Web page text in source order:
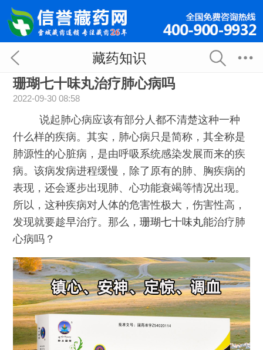
藏药知识
珊瑚七十味丸治疗肺心病吗
2022-09-30 08:58
说起肺心病应该有部分人都不清楚这种一种
什么样的疾病。其实，肺心病只是简称，其全称是
肺源性的心脏病，是由呼吸系统感染发展而来的疾
病。该病发病进程缓慢，除了原有的肺、胸疾病的
表现，还会逐步出现肺、心功能衰竭等情况出现。
所以，这种疾病对人体的危害性极大，伤害性高，
发现就要趁早治疗。那么，珊瑚七十味丸能治疗肺
心病吗？